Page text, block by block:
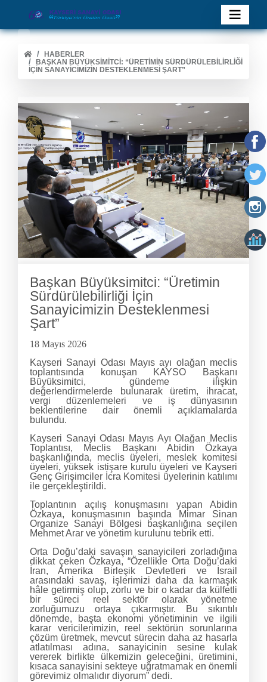
HABERLER
BAŞKAN BÜYÜKSIMITCI: “ÜRETIMIN SÜRDÜRÜLEBILIRLIĞI
İÇIN SANAYICIMIZIN DESTEKLENMESI ŞART”
Başkan Büyüksimitci: “Üretimin
Sürdürülebilirliği İçin
Sanayicimizin Desteklenmesi
Şart”
18 Mayıs 2026
Kayseri Sanayi Odası Mayıs ayı olağan meclis
toplantısında konuşan KAYSO Başkanı
Büyüksimitci, gündeme ilişkin
değerlendirmelerde bulunarak üretim, ihracat,
vergi düzenlemeleri ve iş dünyasının
beklentilerine dair önemli açıklamalarda
bulundu.
Kayseri Sanayi Odası Mayıs Ayı Olağan Meclis
Toplantısı, Meclis Başkanı Abidin Özkaya
başkanlığında, meclis üyeleri, meslek komitesi
üyeleri, yüksek istişare kurulu üyeleri ve Kayseri
Genç Girişimciler İcra Komitesi üyelerinin katılımı
ile gerçekleştirildi.
Toplantının açılış konuşmasını yapan Abidin
Özkaya, konuşmasının başında Mimar Sinan
Organize Sanayi Bölgesi başkanlığına seçilen
Mehmet Arar ve yönetim kurulunu tebrik etti.
Orta Doğu’daki savaşın sanayicileri zorladığına
dikkat çeken Özkaya, “Özellikle Orta Doğu’daki
İran, Amerika Birleşik Devletleri ve İsrail
arasındaki savaş, işlerimizi daha da karmaşık
hâle getirmiş olup, zorlu ve bir o kadar da külfetli
bir süreci reel sektör olarak yönetme
zorluğumuzu ortaya çıkarmıştır. Bu sıkıntılı
dönemde, başta ekonomi yönetiminin ve ilgili
karar vericilerimizin, reel sektörün sorunlarına
çözüm üretmek, mevcut sürecin daha az hasarla
atlatılması adına, sanayicinin sesine kulak
vererek birlikte ülkemizin geleceğini, üretimini,
kısaca sanayisini sekteye uğratmamak en önemli
görevimiz olmalıdır diyorum” dedi.